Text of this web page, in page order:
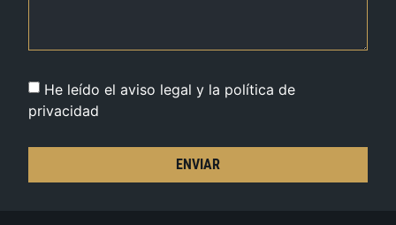
He leído el aviso legal y la política de
privacidad
ENVIAR